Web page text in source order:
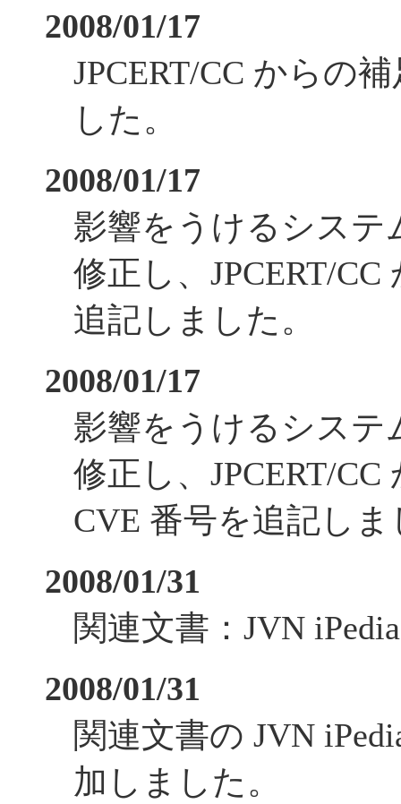
2008/01/17
JPCERT/CC からの
した。
2008/01/17
影響をうけるシステ
修正し、JPCERT/
追記しました。
2008/01/17
影響をうけるシステ
修正し、JPCERT/
CVE 番号を追記しま
2008/01/31
関連文書：JVN
2008/01/31
関連文書の JVN
加しました。